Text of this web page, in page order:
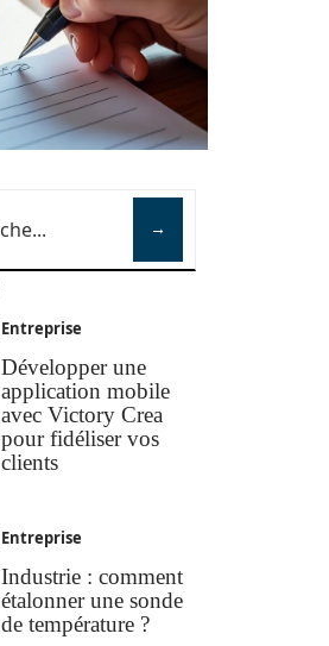
Entreprise
Développer une
application mobile
avec Victory Crea
pour fidéliser vos
clients
Entreprise
Industrie : comment
étalonner une sonde
de température ?